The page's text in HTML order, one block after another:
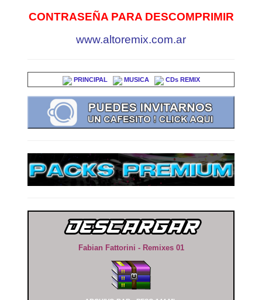
CONTRASEÑA PARA DESCOMPRIMIR
www.altoremix.com.ar
PRINCIPAL MUSICA CDs REMIX
Fabian Fattorini - Remixes 01